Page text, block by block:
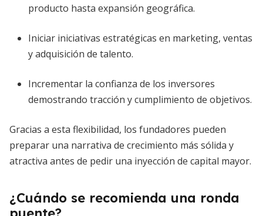
producto hasta expansión geográfica.
Iniciar iniciativas estratégicas en marketing, ventas
y adquisición de talento.
Incrementar la confianza de los inversores
demostrando tracción y cumplimiento de objetivos.
Gracias a esta flexibilidad, los fundadores pueden
preparar una narrativa de crecimiento más sólida y
atractiva antes de pedir una inyección de capital mayor.
¿Cuándo se recomienda una ronda